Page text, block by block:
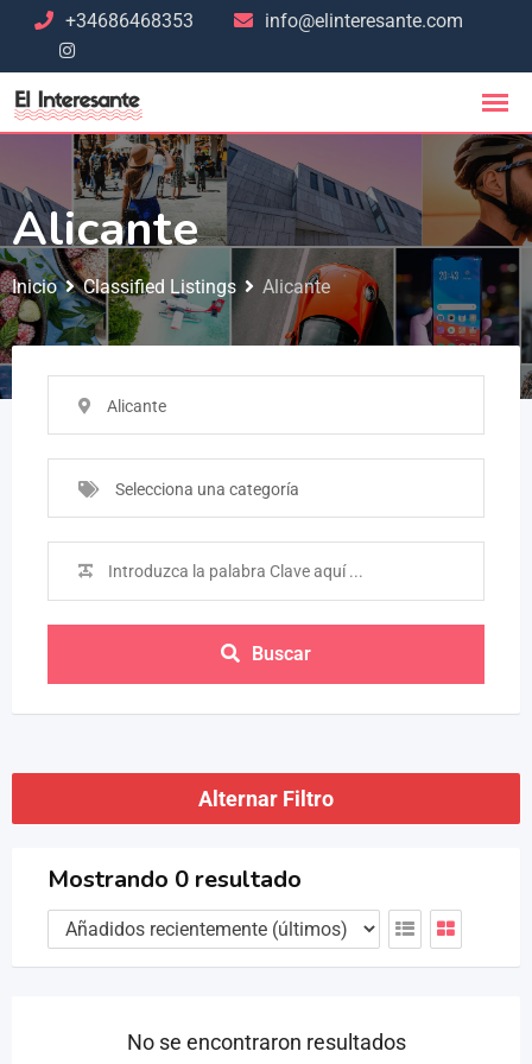
+34686468353 info@elinteresante.com
Alicante
Inicio Classified Listings Alicante
Alicante
Selecciona una categoría
Buscar
Alternar Filtro
Mostrando 0 resultado
No se encontraron resultados